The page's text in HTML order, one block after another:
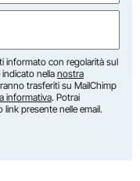
informato con regolarità sul
nella nostra
trasferiti su MailChimp
informativa. Potrai
presente nelle email.